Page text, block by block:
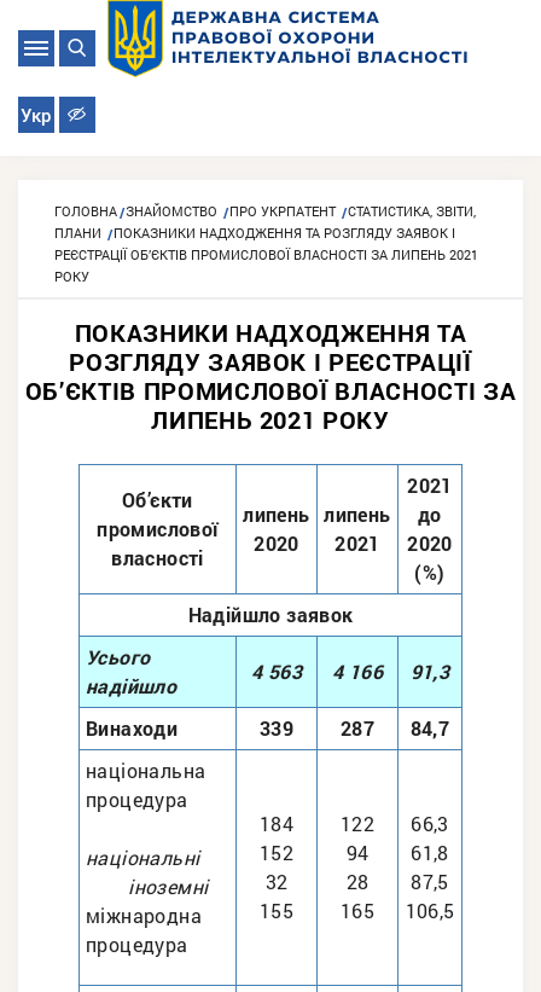
Укр
ГОЛОВНА ЗНАЙОМСТВО ПРО УКРПАТЕНТ СТАТИСТИКА, ЗВІТИ,
ПЛАНИ
ПОКАЗНИКИ НАДХОДЖЕННЯ ТА РОЗГЛЯДУ ЗАЯВОК І
РЕЄСТРАЦІЇ ОБ’ЄКТІВ ПРОМИСЛОВОЇ ВЛАСНОСТІ ЗА ЛИПЕНЬ 2021
РОКУ
ПОКАЗНИКИ НАДХОДЖЕННЯ ТА
РОЗГЛЯДУ ЗАЯВОК І РЕЄСТРАЦІЇ
ОБ’ЄКТІВ ПРОМИСЛОВОЇ ВЛАСНОСТІ ЗА
ЛИПЕНЬ 2021 РОКУ
Об’єкти
промислової
власності
липень
2020
липень
2021
2021
до
2020
(%)
Надійшло заявок
Усього
надійшло
4 563 4 166 91,3
Винаходи 339 287
84,7
національна
процедура
національні
іноземнi
міжнародна
процедура
184
152
32
155
122
94
28
165
66,3
61,8
87,5
106,5